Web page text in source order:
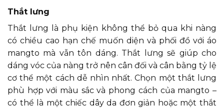
Thắt lưng
Thắt lưng là phụ kiện không thể bỏ qua khi nàng
có chiều cao hạn chế muốn diện và phối đồ với áo
mangto mà vẫn tôn dáng. Thắt lưng sẽ giúp cho
dáng vóc của nàng trở nên cân đối và cân bằng tỷ lệ
cơ thể một cách dễ nhìn nhất. Chọn một thắt lưng
phù hợp với màu sắc và phong cách của mangto –
có thể là một chiếc dây da đơn giản hoặc một thắt